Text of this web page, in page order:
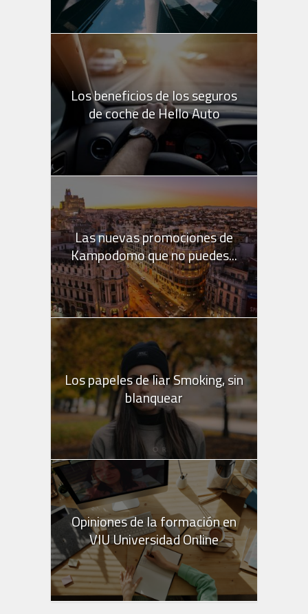
Los beneficios de los seguros
de coche de Hello Auto
Las nuevas promociones de
Kampodomo que no puedes...
Los papeles de liar Smoking, sin
blanquear
Opiniones de la formación en
VIU Universidad Online